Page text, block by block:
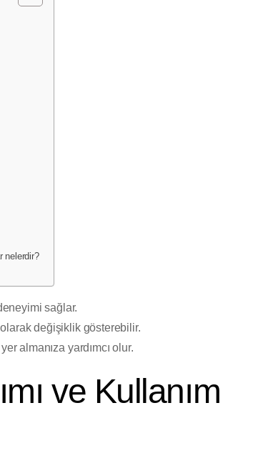
nelerdir?
sağlar.
değişiklik gösterebilir.
almanıza yardımcı olur.
ve Kullanım